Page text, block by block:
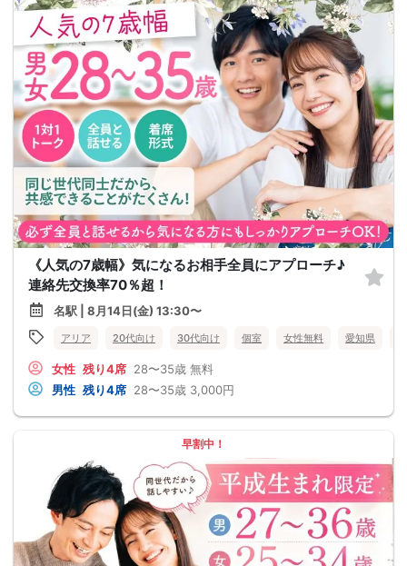
《人気の7歳幅》気になるお相手全員にアプローチ♪
連絡先交換率70％超！
名駅 | 8月14日(金) 13:30〜
アリア 20代向け 30代向け 個室 女性無料 愛知県
女性 残り4席 28〜35歳 無料
男性 残り4席 28〜35歳 3,000円
早割中！